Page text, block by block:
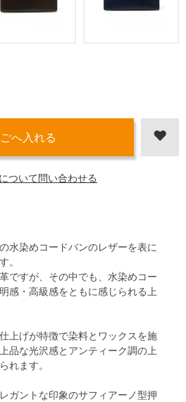
ついて問い合わせる
水染めコードバンのレザーを表に
。
ですが、その中でも、水染めコー
感・高級感をともに感じられる上
上げが特徴で染料とワックスを施
品な光沢感とアンティーク調の上
れます。
ガントな印象のサフィアーノ型押